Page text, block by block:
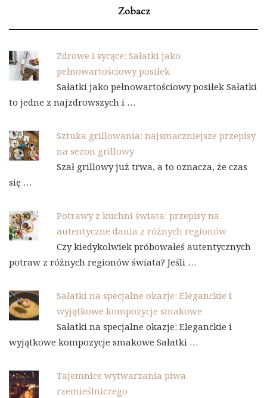
Zobacz
Zdrowe i sycące: Sałatki jako
pełnowartościowy posiłek
Sałatki jako pełnowartościowy posiłek Sałatki
to jedne z najzdrowszych i …
Sztuka grillowania: najsmaczniejsze przepisy
na sezon grillowy
Szał grillowy już trwa, a to oznacza, że czas
się …
Potrawy z kuchni świata: przepisy na
autentyczne dania z różnych regionów
Czy kiedykolwiek próbowałeś autentycznych
potraw z różnych regionów świata? Jeśli …
Sałatki na specjalne okazje: Eleganckie i
wyjątkowe kompozycje smakowe
Sałatki na specjalne okazje: Eleganckie i
wyjątkowe kompozycje smakowe Sałatki …
Tajemnice wytwarzania piwa
rzemieślniczego